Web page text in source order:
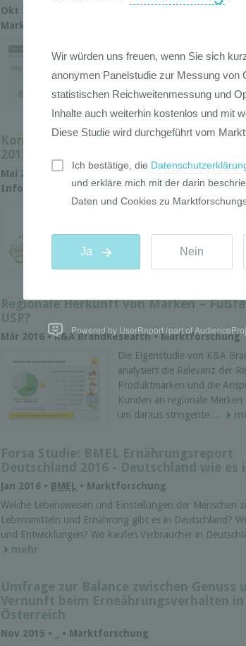
Okt 2016 • ATKearney • Branchenstudien •
Marktforschung • Marktanalyse
Digitization” zeigt, wie
Agrarmarkt durch
Umsatzpotenziale abholen
eine veränderte Nachfrage
Konsum von Bio-Lebensmitteln in
2015
Mai 2016 • marktmeinungmensch •
Infografik
Die Infografik zeigt die
oder Lebensmittel aus
ökoligischem Anbau in
alten und neuen
Regionale Herkunft von Marken –
USP?
Mär 2016 • K&A BrandResearch • Marktforschung
Die Eigenstudie von K&A
analysiert die Relevanz der
Produktmarken und die
Kunden an regionale
um daraus stringente ...
Forsa Studie: BMEL Ernährungsreport
Deutschland 2016 - Deutschland wie es
Jan 2016 • BMEL • Marktforschung
Welche Lebensweisen und Einstellungen der Menschen
Lebensmitteln und Ernährung gibt es in Deutschland?
und Entwicklungen? Wo kaufen Verbraucher in
mehr
Umfrage zur Balance zwischen Genuss
Vernunft beim Erneährungsverhalten in
Österreich
Nov 2015 •
• Marktforschung
Powered by UserReport (part of